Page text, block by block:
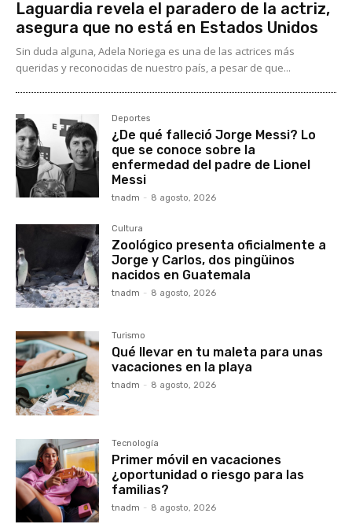
Laguardia revela el paradero de la actriz,
asegura que no está en Estados Unidos
Sin duda alguna, Adela Noriega es una de las actrices más
queridas y reconocidas de nuestro país, a pesar de que...
Deportes
¿De qué falleció Jorge Messi? Lo
que se conoce sobre la
enfermedad del padre de Lionel
Messi
tnadm - 8 agosto, 2026
Cultura
Zoológico presenta oficialmente a
Jorge y Carlos, dos pingüinos
nacidos en Guatemala
tnadm - 8 agosto, 2026
Turismo
Qué llevar en tu maleta para unas
vacaciones en la playa
tnadm - 8 agosto, 2026
Tecnología
Primer móvil en vacaciones
¿oportunidad o riesgo para las
familias?
tnadm - 8 agosto, 2026